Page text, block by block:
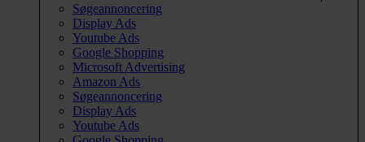
Søgeannoncering
Display Ads
Youtube Ads
Google Shopping
Microsoft Advertising
Amazon Ads
Søgeannoncering
Display Ads
Youtube Ads